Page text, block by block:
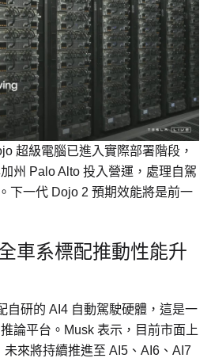
超級電腦已進入實際部署階段，
州 Palo Alto 投入營運，處理自駕
下一代 Dojo 2 預期效能將是前一
車系標配推動性能升
自研的 AI4 自動駕駛硬體，這是一
論平台。Musk 表示，目前市面上
未來將持續推進至 AI5、AI6、AI7